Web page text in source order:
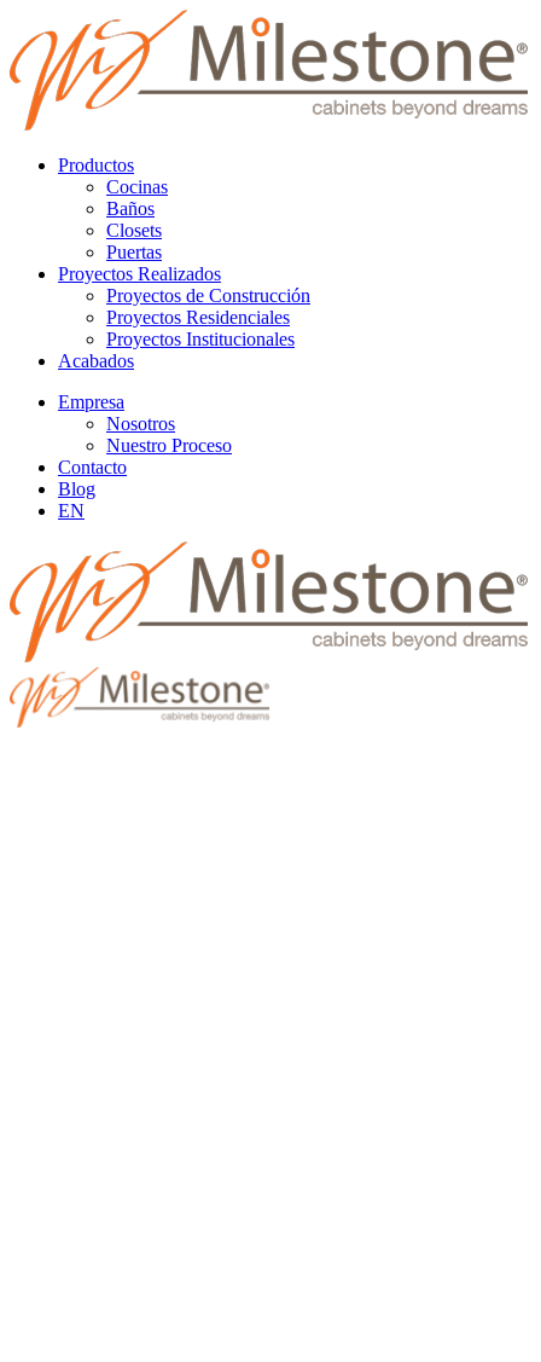
Productos
Cocinas
Baños
Closets
Puertas
Proyectos Realizados
Proyectos de Construcción
Proyectos Residenciales
Proyectos Institucionales
Acabados
Empresa
Nosotros
Nuestro Proceso
Contacto
Blog
EN